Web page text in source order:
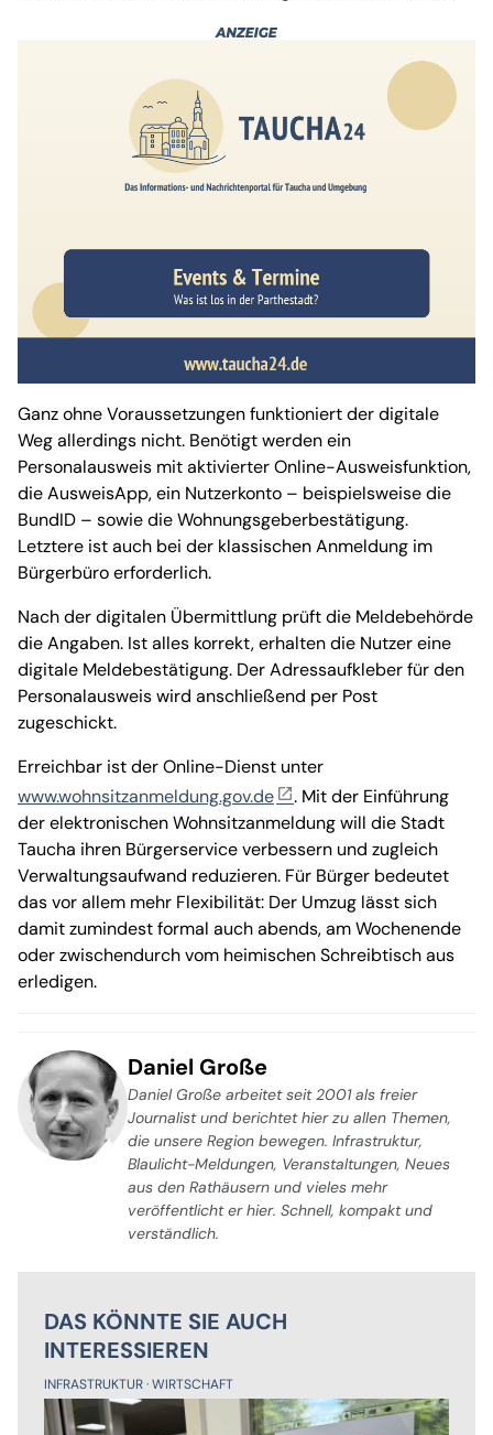
Ganz ohne Voraussetzungen funktioniert der digitale
Weg allerdings nicht. Benötigt werden ein
Personalausweis mit aktivierter Online-Ausweisfunktion,
die AusweisApp, ein Nutzerkonto – beispielsweise die
BundID – sowie die Wohnungsgeberbestätigung.
Letztere ist auch bei der klassischen Anmeldung im
Bürgerbüro erforderlich.
Nach der digitalen Übermittlung prüft die Meldebehörde
die Angaben. Ist alles korrekt, erhalten die Nutzer eine
digitale Meldebestätigung. Der Adressaufkleber für den
Personalausweis wird anschließend per Post
zugeschickt.
Erreichbar ist der Online-Dienst unter
www.wohnsitzanmeldung.gov.de
. Mit der Einführung
der elektronischen Wohnsitzanmeldung will die Stadt
Taucha ihren Bürgerservice verbessern und zugleich
Verwaltungsaufwand reduzieren. Für Bürger bedeutet
das vor allem mehr Flexibilität: Der Umzug lässt sich
damit zumindest formal auch abends, am Wochenende
oder zwischendurch vom heimischen Schreibtisch aus
erledigen.
Daniel Große
Daniel Große arbeitet seit 2001 als freier
Journalist und berichtet hier zu allen Themen,
die unsere Region bewegen. Infrastruktur,
Blaulicht-Meldungen, Veranstaltungen, Neues
aus den Rathäusern und vieles mehr
veröffentlicht er hier. Schnell, kompakt und
verständlich.
DAS KÖNNTE SIE AUCH
INTERESSIEREN
INFRASTRUKTUR WIRTSCHAFT